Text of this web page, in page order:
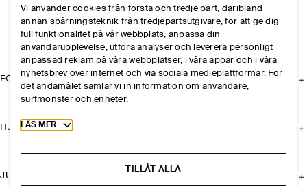
FÖRETAGET
HJÄLP
JURIDISK INFORMATION
Vi använder cookies från första och tredje part, däribland
annan spårningsteknik från tredjepartsutgivare, för att ge dig
full funktionalitet på vår webbplats, anpassa din
användarupplevelse, utföra analyser och leverera personligt
anpassad reklam på våra webbplatser, i våra appar och i våra
nyhetsbrev över internet och via sociala medieplattformar. För
det ändamålet samlar vi in information om användare,
surfmönster och enheter.
Toggle more cookie information
LÄS MER
TILLÅT ALLA